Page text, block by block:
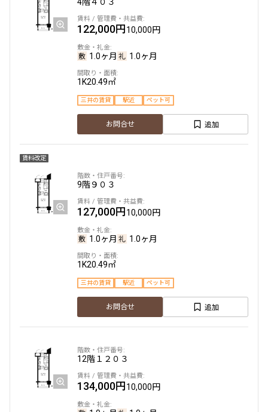
〜
新築
3年以内
10年以内
20年以内
駅から徒歩
指定なし
1分以内
3分以内
5分以内
申込無し物件のみ表示
楽器可・相談
入居可能日
4階４０３
122,000円10,000円
1.0ヶ月 1.0ヶ月
1K20.49㎡
三井の賃貸 駅近 ペット可
お問合せ 追加
賃料改定
9階９０３
127,000円10,000円
1.0ヶ月 1.0ヶ月
1K20.49㎡
三井の賃貸 駅近 ペット可
お問合せ 追加
12階１２０３
134,000円10,000円